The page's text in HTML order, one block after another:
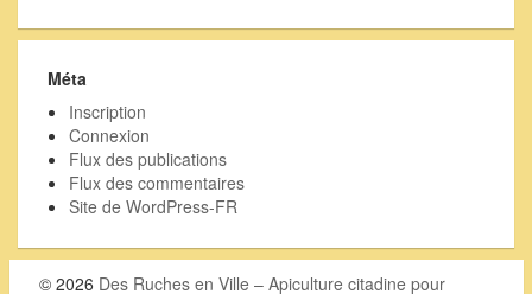
Méta
Inscription
Connexion
Flux des publications
Flux des commentaires
Site de WordPress-FR
© 2026 Des Ruches en Ville – Apiculture citadine pour